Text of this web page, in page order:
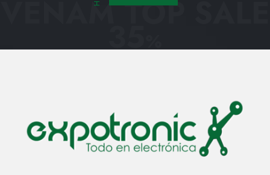
VENAM TOP SALE
35